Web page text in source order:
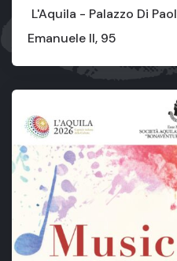
L'Aquila - Palazzo Di
Emanuele II, 95